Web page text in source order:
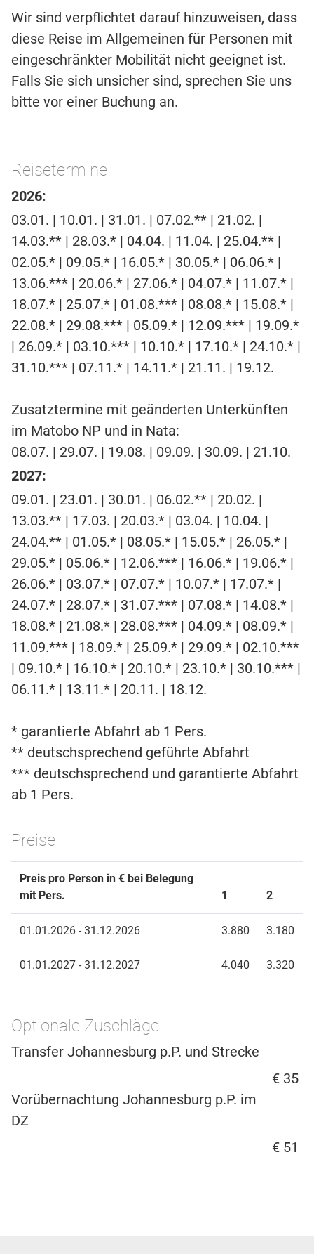
Wir sind verpflichtet darauf hinzuweisen, dass
diese Reise im Allgemeinen für Personen mit
eingeschränkter Mobilität nicht geeignet ist.
Falls Sie sich unsicher sind, sprechen Sie uns
bitte vor einer Buchung an.
Reisetermine
2026:
03.01. | 10.01. | 31.01. | 07.02.** | 21.02. |
14.03.** | 28.03.* | 04.04. | 11.04. | 25.04.** |
02.05.* | 09.05.* | 16.05.* | 30.05.* | 06.06.* |
13.06.*** | 20.06.* | 27.06.* | 04.07.* | 11.07.* |
18.07.* | 25.07.* | 01.08.*** | 08.08.* | 15.08.* |
22.08.* | 29.08.*** | 05.09.* | 12.09.*** | 19.09.*
| 26.09.* | 03.10.*** | 10.10.* | 17.10.* | 24.10.* |
31.10.*** | 07.11.* | 14.11.* | 21.11. | 19.12.
Zusatztermine mit geänderten Unterkünften
im Matobo NP und in Nata:
08.07. | 29.07. | 19.08. | 09.09. | 30.09. | 21.10.
2027:
09.01. | 23.01. | 30.01. | 06.02.** | 20.02. |
13.03.** | 17.03. | 20.03.* | 03.04. | 10.04. |
24.04.** | 01.05.* | 08.05.* | 15.05.* | 26.05.* |
29.05.* | 05.06.* | 12.06.*** | 16.06.* | 19.06.* |
26.06.* | 03.07.* | 07.07.* | 10.07.* | 17.07.* |
24.07.* | 28.07.* | 31.07.*** | 07.08.* | 14.08.* |
18.08.* | 21.08.* | 28.08.*** | 04.09.* | 08.09.* |
11.09.*** | 18.09.* | 25.09.* | 29.09.* | 02.10.***
| 09.10.* | 16.10.* | 20.10.* | 23.10.* | 30.10.*** |
06.11.* | 13.11.* | 20.11. | 18.12.
* garantierte Abfahrt ab 1 Pers.
** deutschsprechend geführte Abfahrt
*** deutschsprechend und garantierte Abfahrt
ab 1 Pers.
Preise
Preis pro Person in € bei Belegung
mit Pers.
1 2
01.01.2026 - 31.12.2026 3.880 3.180
01.01.2027 - 31.12.2027 4.040 3.320
Optionale Zuschläge
Transfer Johannesburg p.P. und Strecke
€ 35
Vorübernachtung Johannesburg p.P. im
DZ
€ 51